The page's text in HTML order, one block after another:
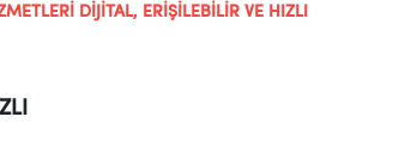
DİJİTAL, ERİŞİLEBİLİR VE HIZLI